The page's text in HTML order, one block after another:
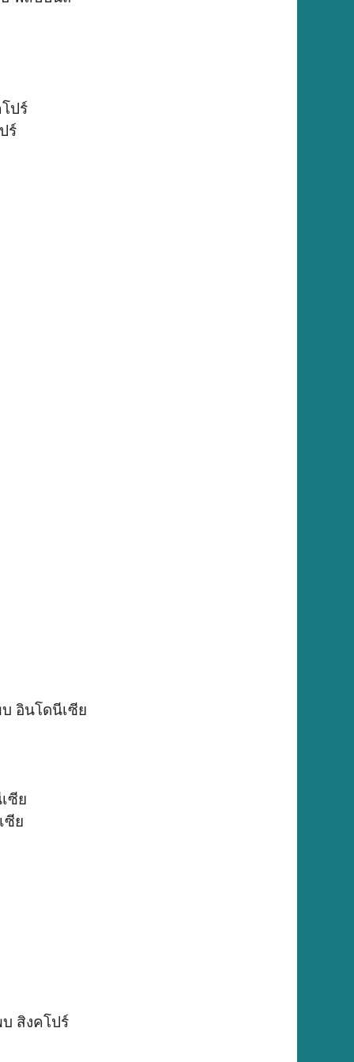
ปร์
ร์
อินโดนีเซีย
ซีย
ซีย
สิงคโปร์